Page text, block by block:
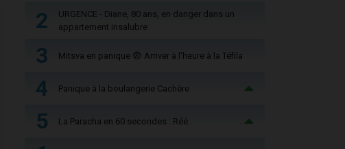
2
URGENCE - Diane, 80 ans, en danger dans un
appartement insalubre
3 Mitsva en panique 😨 Arriver à l'heure à la Téfila
4 Panique à la boulangerie Cachère
5 La Paracha en 60 secondes : Réé